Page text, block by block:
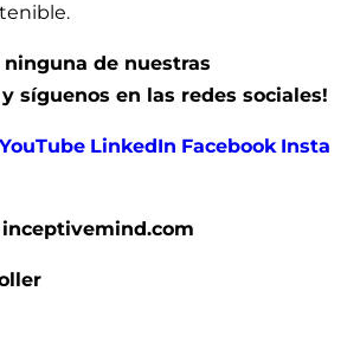
ninguna de nuestras
síguenos en las redes sociales!
YouTube LinkedIn Facebook Insta
inceptivemind.com